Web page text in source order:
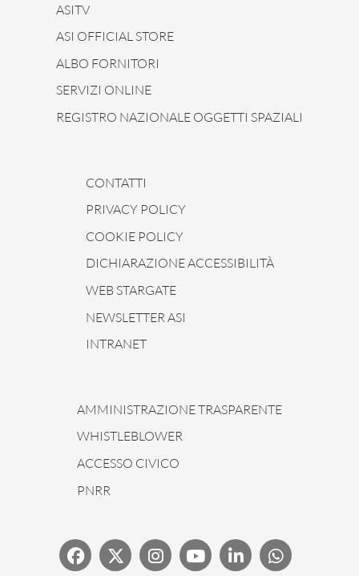
ASITV
ASI OFFICIAL STORE
ALBO FORNITORI
SERVIZI ONLINE
REGISTRO NAZIONALE OGGETTI SPAZIALI
CONTATTI
PRIVACY POLICY
COOKIE POLICY
DICHIARAZIONE ACCESSIBILITÀ
WEB STARGATE
NEWSLETTER ASI
INTRANET
AMMINISTRAZIONE TRASPARENTE
WHISTLEBLOWER
ACCESSO CIVICO
PNRR